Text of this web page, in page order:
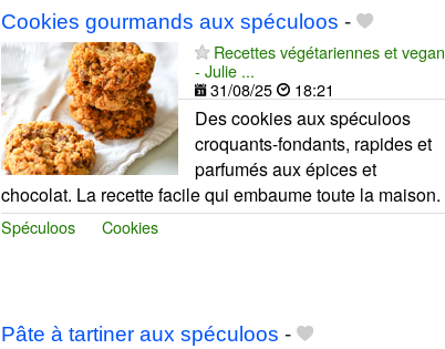
Cookies gourmands aux spéculoos -
Recettes végétariennes et vegan
- Julie ...
31/08/25
18:21
Des cookies aux spéculoos
croquants-fondants, rapides et
parfumés aux épices et
chocolat. La recette facile qui embaume toute la maison.
Spéculoos Cookies
Pâte à tartiner aux spéculoos -